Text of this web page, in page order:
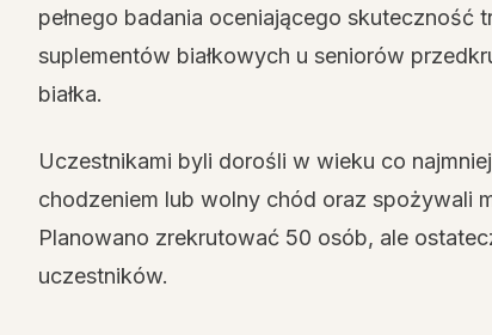
pełnego badania oceniającego skuteczność
suplementów białkowych u seniorów
białka.
Uczestnikami byli dorośli w wieku co
chodzeniem lub wolny chód oraz spożywali
Planowano zrekrutować 50 osób, ale
uczestników.